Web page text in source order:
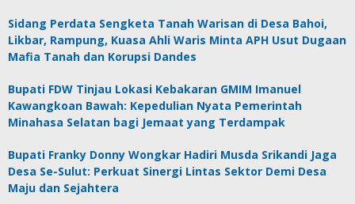
Sidang Perdata Sengketa Tanah Warisan di Desa Bahoi,
Likbar, Rampung, Kuasa Ahli Waris Minta APH Usut Dugaan
Mafia Tanah dan Korupsi Dandes
Bupati FDW Tinjau Lokasi Kebakaran GMIM Imanuel
Kawangkoan Bawah: Kepedulian Nyata Pemerintah
Minahasa Selatan bagi Jemaat yang Terdampak
Bupati Franky Donny Wongkar Hadiri Musda Srikandi Jaga
Desa Se-Sulut: Perkuat Sinergi Lintas Sektor Demi Desa
Maju dan Sejahtera